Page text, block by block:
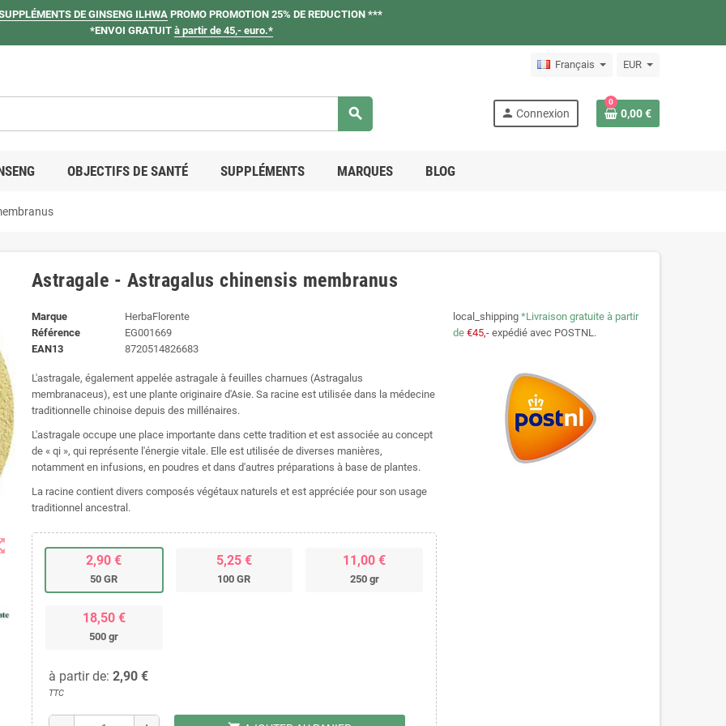
DE GINSENG ILHWAPROMO PROMOTION 25% DE REDUCTION ***
*ENVOI GRATUIT à partir de 45,- euro.*
Français EUR
search person Connexion
0
0,00 €
OBJECTIFS DE SANTÉ SUPPLÉMENTS MARQUES BLOG
Astragale - Astragalus chinensis membranus
Marque
HerbaFlorente
Référence
EG001669
EAN13
8720514826683
L'astragale, également appelée astragale à feuilles charnues (Astragalus
membranaceus), est une plante originaire d'Asie. Sa racine est utilisée dans la médecine
traditionnelle chinoise depuis des millénaires.
L'astragale occupe une place importante dans cette tradition et est associée au concept
de « qi », qui représente l'énergie vitale. Elle est utilisée de diverses manières,
notamment en infusions, en poudres et dans d'autres préparations à base de plantes.
La racine contient divers composés végétaux naturels et est appréciée pour son usage
traditionnel ancestral.
2,90 €
50 GR
5,25 €
100 GR
11,00 €
250 gr
18,50 €
500 gr
à partir de: 2,90 €
TTC
local_shipping *Livraison gratuite à partir
de €45,-expédié avec POSTNL.